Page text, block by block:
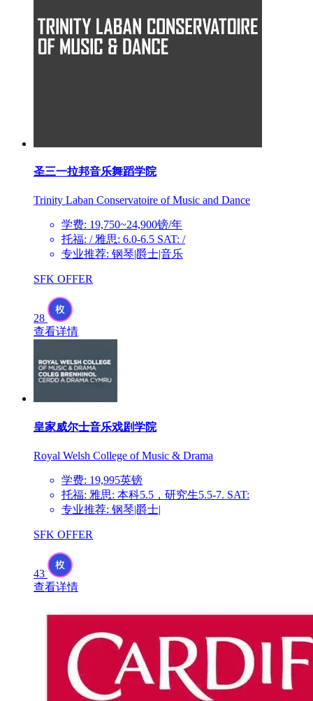
圣三一拉邦音乐舞蹈学院
Trinity Laban Conservatoire of Music and Dance
学费: 19,750~24,900镑/年
托福: / 雅思: 6.0-6.5 SAT: /
专业推荐: 钢琴|爵士|音乐
SFK OFFER
28
查看详情
皇家威尔士音乐戏剧学院
Royal Welsh College of Music & Drama
学费: 19,995英镑
托福: 雅思: 本科5.5，研究生5.5-7. SAT:
专业推荐: 钢琴|爵士|
SFK OFFER
43
查看详情